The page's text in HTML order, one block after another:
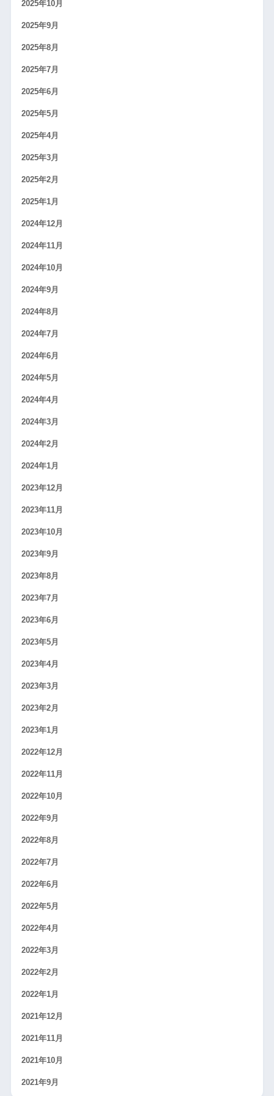
2025年10月
2025年9月
2025年8月
2025年7月
2025年6月
2025年5月
2025年4月
2025年3月
2025年2月
2025年1月
2024年12月
2024年11月
2024年10月
2024年9月
2024年8月
2024年7月
2024年6月
2024年5月
2024年4月
2024年3月
2024年2月
2024年1月
2023年12月
2023年11月
2023年10月
2023年9月
2023年8月
2023年7月
2023年6月
2023年5月
2023年4月
2023年3月
2023年2月
2023年1月
2022年12月
2022年11月
2022年10月
2022年9月
2022年8月
2022年7月
2022年6月
2022年5月
2022年4月
2022年3月
2022年2月
2022年1月
2021年12月
2021年11月
2021年10月
2021年9月